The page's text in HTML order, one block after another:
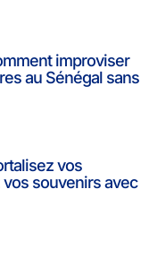
improviser
au Sénégal sans
vos
souvenirs avec